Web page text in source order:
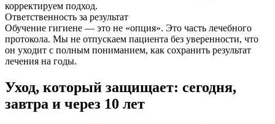
корректируем подход.
Ответственность за результат
Обучение гигиене — это не «опция». Это часть лечебного
протокола. Мы не отпускаем пациента без уверенности, что
он уходит с полным пониманием, как сохранить результат
лечения на годы.
Уход, который защищает: сегодня,
завтра и через 10 лет